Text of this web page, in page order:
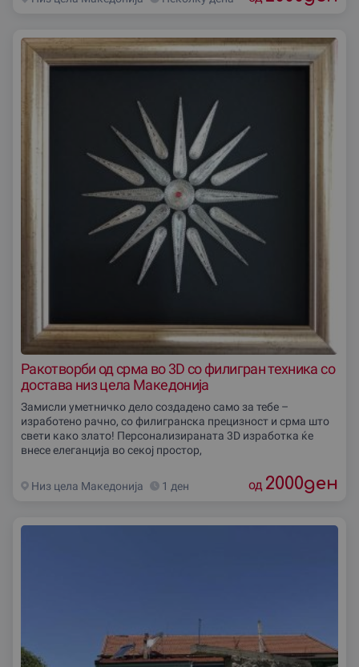
Ракотворби од срма во 3D со филигран техника со
достава низ цела Македониjа
Замисли уметничко дело создадено само за тебе –
изработено рачно, со филигранска прецизност и срма што
свети како злато! Персонализираната 3D изработка ќе
внесе елеганција во секој простор,
Низ цела Македониjа 1 ден од 2000ден